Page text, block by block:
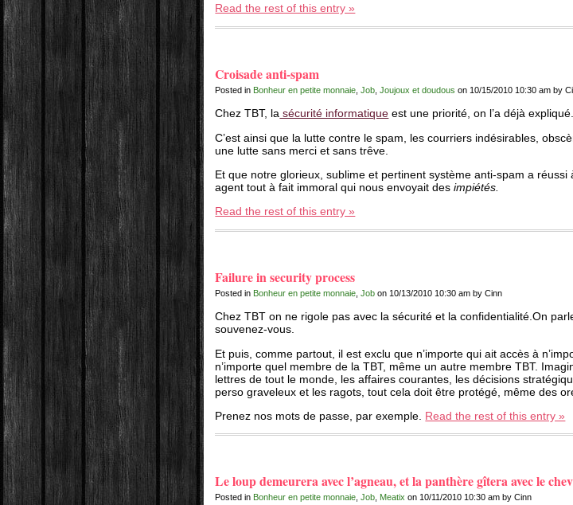
Read the rest of this entry »
Croisade anti-spam
Posted in Bonheur en petite monnaie ,Job ,Joujoux et doudous on 10/15/2010 10:30 am by
Chez TBT, la sécurité informatique est une priorité, on l’a déjà expliqué.
C’est ainsi que la lutte contre le spam, les courriers indésirables,
une lutte sans merci et sans trêve.
Et que notre glorieux, sublime et pertinent système anti-spam a réussi
agent tout à fait immoral qui nous envoyait des impiétés.
Read the rest of this entry »
Failure in security process
Posted in Bonheur en petite monnaie ,Job on 10/13/2010 10:30 am by Cinn
Chez TBT on ne rigole pas avec la sécurité et la confidentialité.On
souvenez-vous.
Et puis, comme partout, il est exclu que n’importe qui ait accès à
n’importe quel membre de la TBT, même un autre membre TBT.
lettres de tout le monde, les affaires courantes, les décisions
perso graveleux et les ragots, tout cela doit être protégé, même des
Prenez nos mots de passe, par exemple. Read the rest of this entry »
Le loup demeurera avec l’agneau, et la panthère gîtera avec le
Posted in Bonheur en petite monnaie ,Job Meatix on 10/11/2010 10:30 am by Cinn